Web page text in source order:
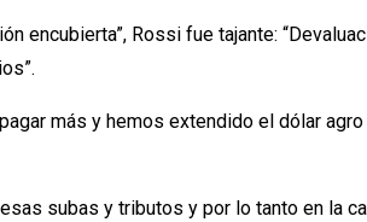
encubierta”, Rossi fue tajante:
más y hemos extendido el dólar
subas y tributos y por lo tanto en la